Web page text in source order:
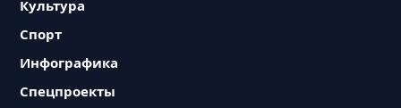
Культура
Спорт
Инфографика
Спецпроекты